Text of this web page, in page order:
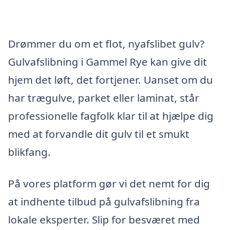
Drømmer du om et flot, nyafslibet gulv?
Gulvafslibning i Gammel Rye kan give dit
hjem det løft, det fortjener. Uanset om du
har trægulve, parket eller laminat, står
professionelle fagfolk klar til at hjælpe dig
med at forvandle dit gulv til et smukt
blikfang.
På vores platform gør vi det nemt for dig
at indhente tilbud på gulvafslibning fra
lokale eksperter. Slip for besværet med